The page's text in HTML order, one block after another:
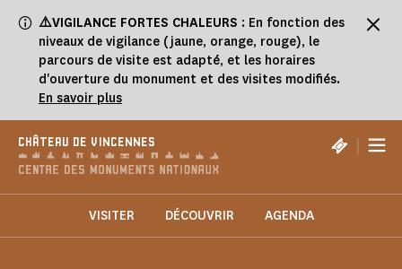
⚠️VIGILANCE FORTES CHALEURS : En fonction des
niveaux de vigilance (jaune, orange, rouge), le
parcours de visite est adapté, et les horaires
d'ouverture du monument et des visites modifiés.
En savoir plus
CHÂTEAU DE VINCENNES |
VISITER DÉCOUVRIR AGENDA